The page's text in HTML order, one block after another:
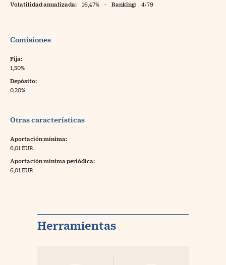
Volatilidad anualizada: 16,47% - Ranking: 4/79
Comisiones
Fija:
1,50%
Depósito:
0,20%
Otras características
Aportación mínima:
6,01 EUR
Aportación mínima periódica:
6,01 EUR
Herramientas